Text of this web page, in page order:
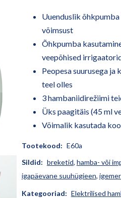
Uuenduslik
võimsust
Õhkpumba
veepõhised
Peopesa suurusega
teel olles
3 hambaniidirežiimi
Üks paagitäis (45 ml
Võimalik kasutada
Tootekood: E60a
Sildid: breketid, hamba- või
igapäevane suuhügieen,
Kategooriad: Elektrilised